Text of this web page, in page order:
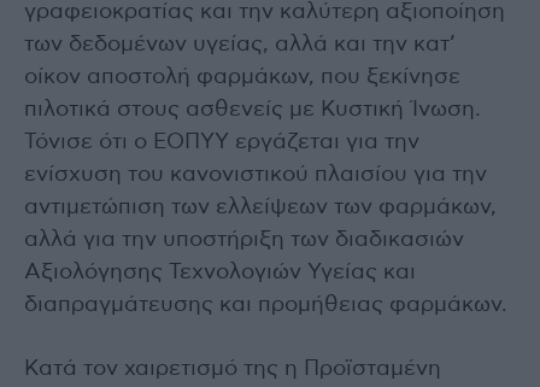
γραφειοκρατίας και την καλύτερη αξιοποίηση
των δεδομένων υγείας, αλλά και την κατ’
οίκον αποστολή φαρμάκων, που ξεκίνησε
πιλοτικά στους ασθενείς με Κυστική Ίνωση.
Τόνισε ότι ο ΕΟΠΥΥ εργάζεται για την
ενίσχυση του κανονιστικού πλαισίου για την
αντιμετώπιση των ελλείψεων των φαρμάκων,
αλλά για την υποστήριξη των διαδικασιών
Αξιολόγησης Τεχνολογιών Υγείας και
διαπραγμάτευσης και προμήθειας φαρμάκων.
Κατά τον χαιρετισμό της η Προϊσταμένη